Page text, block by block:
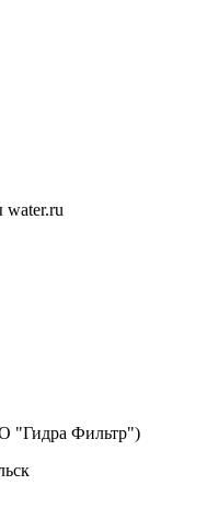
water.ru
"Гидра Фильтр")